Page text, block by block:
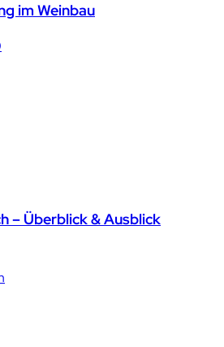
im Weinbau
– Überblick & Ausblick